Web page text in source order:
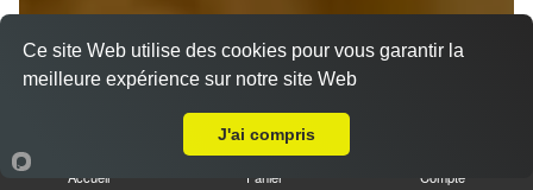
Accueil Panier Compte
Ce site Web utilise des cookies pour vous garantir la
meilleure expérience sur notre site Web
J'ai compris